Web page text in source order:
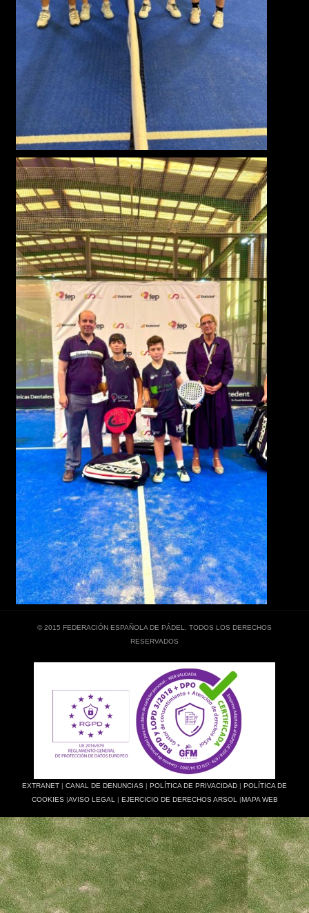
© 2015 FEDERACIÓN ESPAÑOLA DE PÁDEL. TODOS LOS DERECHOS
RESERVADOS
EXTRANET | CANAL DE DENUNCIAS | POLÍTICA DE PRIVACIDAD | POLÍTICA DE
COOKIES|AVISO LEGAL | EJERCICIO DE DERECHOS ARSOL |MAPA WEB